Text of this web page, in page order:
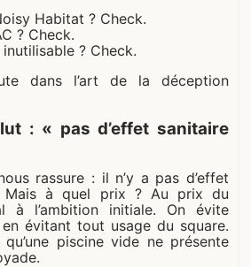
Habitat ? Check.
? Check.
? Check.
dans l’art de la déception
: « pas d’effet sanitaire
rassure : il n’y a pas d’effet
Mais à quel prix ? Au prix du
à l’ambition initiale. On évite
en évitant tout usage du square.
qu’une piscine vide ne présente